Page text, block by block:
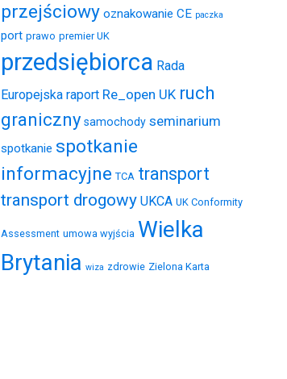
przejściowy oznakowanie CE paczka
port prawo premier UK
przedsiębiorca Rada
Europejska raport Re_open UK ruch
graniczny samochody seminarium
spotkanie spotkanie
informacyjne TCA transport
transport drogowy UKCA UK Conformity
Assessment umowa wyjścia Wielka
Brytania wiza zdrowie Zielona Karta